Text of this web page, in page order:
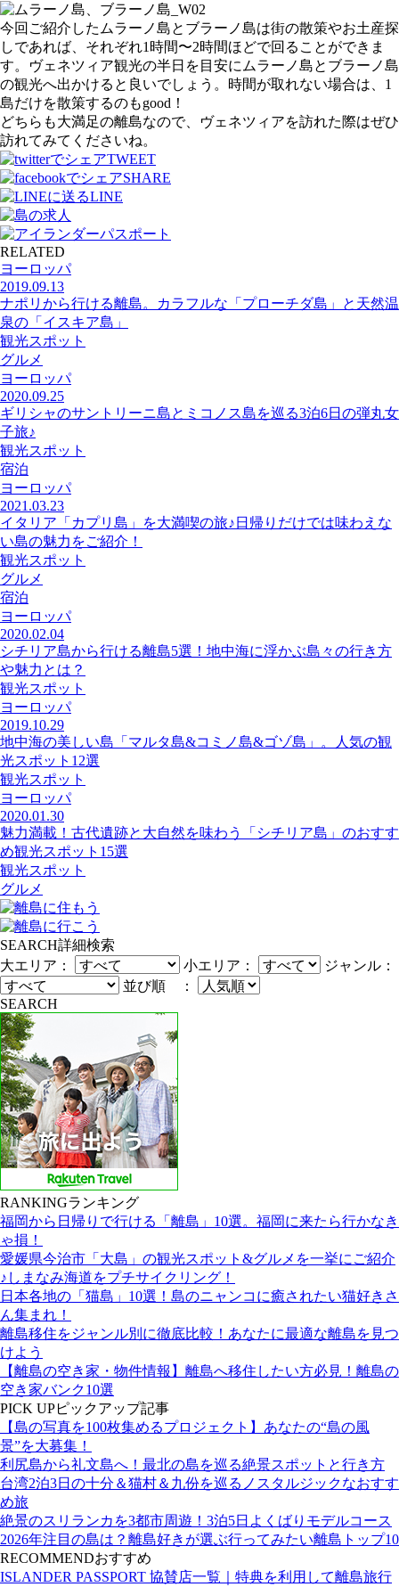
今回ご紹介したムラーノ島とブラーノ島は街の散策やお土産探
しであれば、それぞれ1時間〜2時間ほどで回ることができま
す。ヴェネツィア観光の半日を目安にムラーノ島とブラーノ島
の観光へ出かけると良いでしょう。時間が取れない場合は、1
島だけを散策するのもgood！
どちらも大満足の離島なので、ヴェネツィアを訪れた際はぜひ
訪れてみてくださいね。
TWEET
SHARE
LINE
RELATED
ヨーロッパ
2019.09.13
ナポリから行ける離島。カラフルな「プローチダ島」と天然温
泉の「イスキア島」
観光スポット
グルメ
ヨーロッパ
2020.09.25
ギリシャのサントリーニ島とミコノス島を巡る3泊6日の弾丸女
子旅♪
観光スポット
宿泊
ヨーロッパ
2021.03.23
イタリア「カプリ島」を大満喫の旅♪日帰りだけでは味わえな
い島の魅力をご紹介！
観光スポット
グルメ
宿泊
ヨーロッパ
2020.02.04
シチリア島から行ける離島5選！地中海に浮かぶ島々の行き方
や魅力とは？
観光スポット
ヨーロッパ
2019.10.29
地中海の美しい島「マルタ島&コミノ島&ゴゾ島」。人気の観
光スポット12選
観光スポット
ヨーロッパ
2020.01.30
魅力満載！古代遺跡と大自然を味わう「シチリア島」のおすす
め観光スポット15選
観光スポット
グルメ
SEARCH詳細検索
大エリア：
小エリア：
ジャンル：
並び順 ：
SEARCH
RANKINGランキング
福岡から日帰りで行ける「離島」10選。福岡に来たら行かなき
ゃ損！
愛媛県今治市「大島」の観光スポット&グルメを一挙にご紹介
♪しまなみ海道をプチサイクリング！
日本各地の「猫島」10選！島のニャンコに癒されたい猫好きさ
ん集まれ！
離島移住をジャンル別に徹底比較！あなたに最適な離島を見つ
けよう
【離島の空き家・物件情報】離島へ移住したい方必見！離島の
空き家バンク10選
PICK UPピックアップ記事
【島の写真を100枚集めるプロジェクト】あなたの“島の風
景”を大募集！
利尻島から礼文島へ！最北の島を巡る絶景スポットと行き方
台湾2泊3日の十分＆猫村＆九份を巡るノスタルジックなおすす
め旅
絶景のスリランカを3都市周遊！3泊5日よくばりモデルコース
2026年注目の島は？離島好きが選ぶ行ってみたい離島トップ10
RECOMMENDおすすめ
ISLANDER PASSPORT 協賛店一覧｜特典を利用して離島旅行